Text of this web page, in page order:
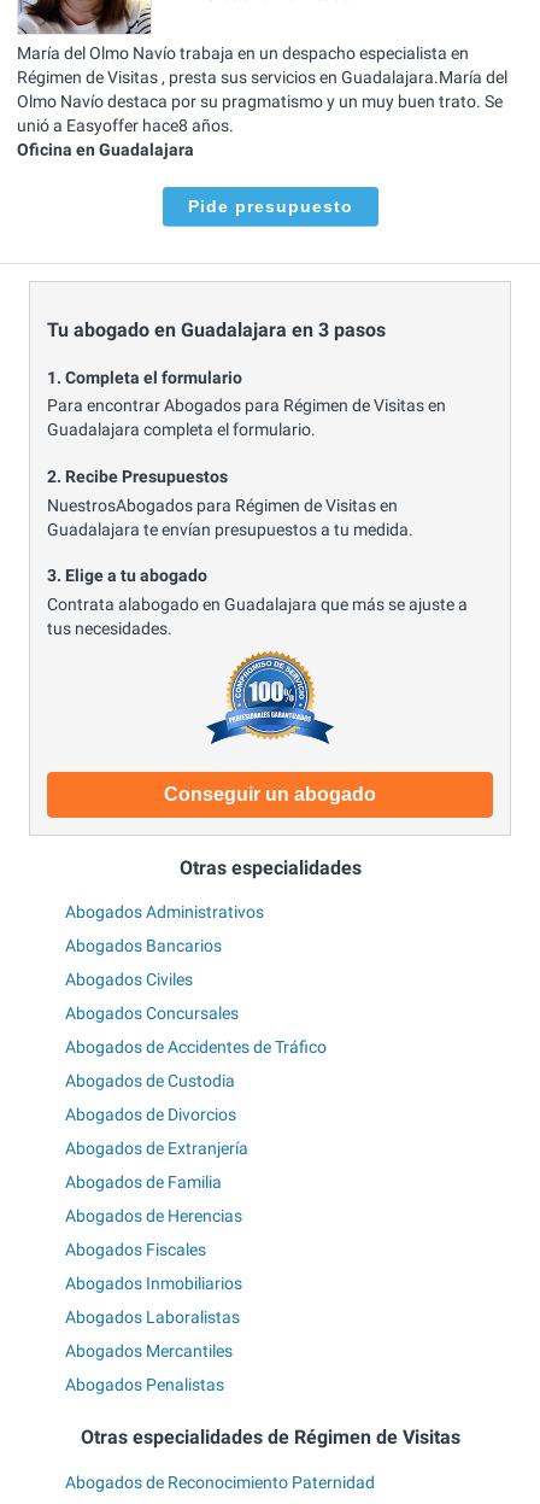
María del Olmo Navío trabaja en un despacho especialista en
Régimen de Visitas , presta sus servicios en Guadalajara.María del
Olmo Navío destaca por su pragmatismo y un muy buen trato. Se
unió a Easyoffer hace8 años.
Oficina en Guadalajara
Pide presupuesto
Tu abogado en Guadalajara en 3 pasos
1. Completa el formulario
Para encontrar Abogados para Régimen de Visitas en
Guadalajara completa el formulario.
2. Recibe Presupuestos
NuestrosAbogados para Régimen de Visitas en
Guadalajara te envían presupuestos a tu medida.
3. Elige a tu abogado
Contrata alabogado en Guadalajara que más se ajuste a
tus necesidades.
Conseguir un abogado
Otras especialidades
Abogados Administrativos
Abogados Bancarios
Abogados Civiles
Abogados Concursales
Abogados de Accidentes de Tráfico
Abogados de Custodia
Abogados de Divorcios
Abogados de Extranjería
Abogados de Familia
Abogados de Herencias
Abogados Fiscales
Abogados Inmobiliarios
Abogados Laboralistas
Abogados Mercantiles
Abogados Penalistas
Otras especialidades de Régimen de Visitas
Abogados de Reconocimiento Paternidad